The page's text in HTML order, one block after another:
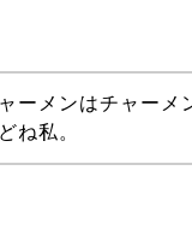
ーメンはチャーメ
ね私。